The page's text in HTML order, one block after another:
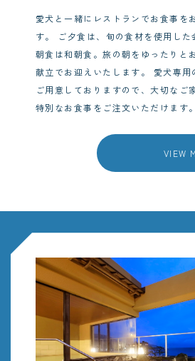
愛犬と一緒にレストランでお食事を
す。
ご夕食は、旬の食材を使用した
朝食は和朝食。旅の朝をゆったりと
献立でお迎えいたします。
愛犬専用
ご用意しておりますので、大切なご
特別なお食事をご注文いただけます。
VIEW